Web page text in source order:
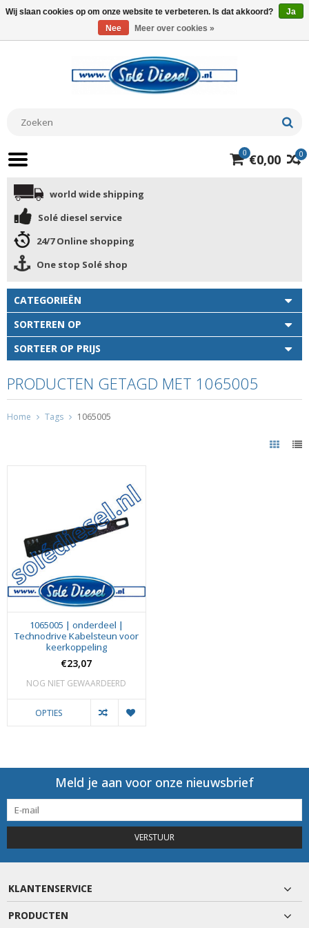
0
0 €0,00
world wide shipping
Solé diesel service
24/7 Online shopping
One stop Solé shop
CATEGORIEËN
SORTEREN OP
SORTEER OP PRIJS
PRODUCTEN GETAGD MET 1065005
Home Tags 1065005
1065005 | onderdeel |
Technodrive Kabelsteun voor
keerkoppeling
€23,07
NOG NIET GEWAARDEERD
OPTIES
Meld je aan voor onze nieuwsbrief
VERSTUUR
KLANTENSERVICE
PRODUCTEN
Wij slaan cookies op om onze website te verbeteren. Is dat akkoord?
Ja
Nee
Meer over cookies »